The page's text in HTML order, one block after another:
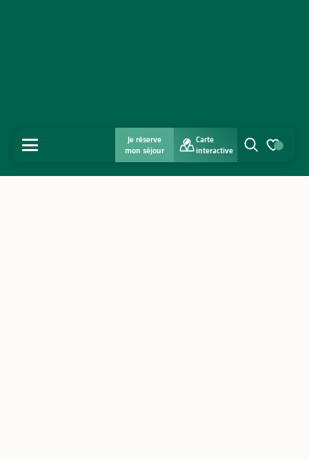
Je réserve
mon séjour
Carte
interactive